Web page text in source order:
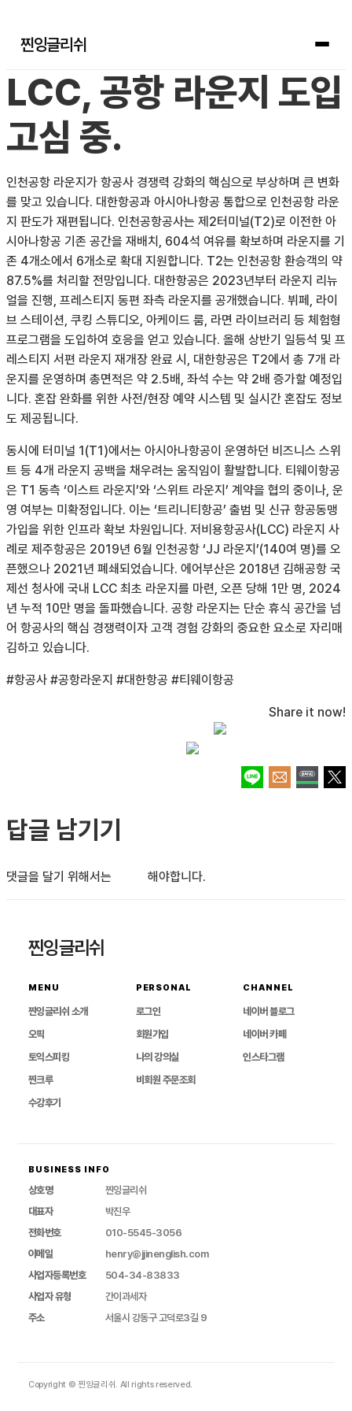
찐잉글리쉬
LCC, 공항 라운지 도입
고심 중.
인천공항 라운지가 항공사 경쟁력 강화의 핵심으로 부상하며 큰 변화
를 맞고 있습니다. 대한항공과 아시아나항공 통합으로 인천공항 라운
지 판도가 재편됩니다. 인천공항공사는 제2터미널(T2)로 이전한 아
시아나항공 기존 공간을 재배치, 604석 여유를 확보하며 라운지를 기
존 4개소에서 6개소로 확대 지원합니다. T2는 인천공항 환승객의 약
87.5%를 처리할 전망입니다. 대한항공은 2023년부터 라운지 리뉴
얼을 진행, 프레스티지 동편 좌측 라운지를 공개했습니다. 뷔페, 라이
브 스테이션, 쿠킹 스튜디오, 아케이드 룸, 라면 라이브러리 등 체험형
프로그램을 도입하여 호응을 얻고 있습니다. 올해 상반기 일등석 및 프
레스티지 서편 라운지 재개장 완료 시, 대한항공은 T2에서 총 7개 라
운지를 운영하며 총면적은 약 2.5배, 좌석 수는 약 2배 증가할 예정입
니다. 혼잡 완화를 위한 사전/현장 예약 시스템 및 실시간 혼잡도 정보
도 제공됩니다.
동시에 터미널 1(T1)에서는 아시아나항공이 운영하던 비즈니스 스위
트 등 4개 라운지 공백을 채우려는 움직임이 활발합니다. 티웨이항공
은 T1 동측 ‘이스트 라운지’와 ‘스위트 라운지’ 계약을 협의 중이나, 운
영 여부는 미확정입니다. 이는 ‘트리니티항공’ 출범 및 신규 항공동맹
가입을 위한 인프라 확보 차원입니다. 저비용항공사(LCC) 라운지 사
례로 제주항공은 2019년 6월 인천공항 ‘JJ 라운지’(140여 명)를 오
픈했으나 2021년 폐쇄되었습니다. 에어부산은 2018년 김해공항 국
제선 청사에 국내 LCC 최초 라운지를 마련, 오픈 당해 1만 명, 2024
년 누적 10만 명을 돌파했습니다. 공항 라운지는 단순 휴식 공간을 넘
어 항공사의 핵심 경쟁력이자 고객 경험 강화의 중요한 요소로 자리매
김하고 있습니다.
#항공사 #공항라운지 #대한항공 #티웨이항공
Share it now!
답글 남기기
댓글을 달기 위해서는 해야합니다.
찐잉글리쉬
MENU
찐잉글리쉬 소개
오픽
토익스피킹
찐크루
수강후기
PERSONAL
로그인
회원가입
나의 강의실
비회원 주문조회
CHANNEL
네이버 블로그
네이버 카페
인스타그램
BUSINESS INFO
상호명
찐잉글리쉬
대표자
박진우
전화번호
010-5545-3056
이메일
henry@jjinenglish.com
사업자등록번호
504-34-83833
사업자 유형
간이과세자
주소
서울시 강동구 고덕로3길 9
Copyright © 찐잉글리쉬. All rights reserved.